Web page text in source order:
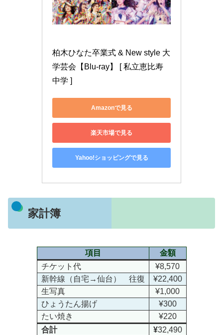
柏木ひなた卒業式 & New style 大
学芸会【Blu-ray】 [ 私立恵比寿
中学 ]
Amazonで見る
楽天市場で見る
Yahoo!ショッピングで見る
家計簿
項目
金額
チケット代
¥8,570
新幹線（自宅→仙台） 往復
¥22,400
生写真
¥1,000
ひょうたん揚げ
¥300
たい焼き
¥220
合計
¥32,490